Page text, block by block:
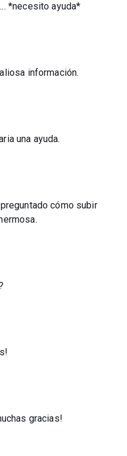
*necesito ayuda*
información.
una ayuda.
cómo subir
gracias!